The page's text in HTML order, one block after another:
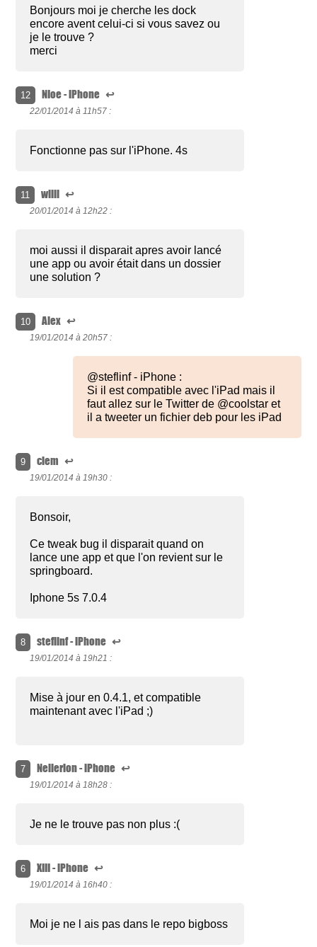
Bonjours moi je cherche les dock
encore avent celui-ci si vous savez ou
je le trouve ?
merci
12 NIoe - iPhone ↩
22/01/2014 à 11h57 :
Fonctionne pas sur l'iPhone. 4s
11 wiill ↩
20/01/2014 à 12h22 :
moi aussi il disparait apres avoir lancé
une app ou avoir était dans un dossier
une solution ?
10 Alex ↩
19/01/2014 à 20h57 :
@steflinf - iPhone :
Si il est compatible avec l'iPad mais il
faut allez sur le Twitter de @coolstar et
il a tweeter un fichier deb pour les iPad
9 clem ↩
19/01/2014 à 19h30 :
Bonsoir,
Ce tweak bug il disparait quand on
lance une app et que l'on revient sur le
springboard.
Iphone 5s 7.0.4
8 steflinf - iPhone ↩
19/01/2014 à 19h21 :
Mise à jour en 0.4.1, et compatible
maintenant avec l'iPad ;)
7 Neilerion - iPhone ↩
19/01/2014 à 18h28 :
Je ne le trouve pas non plus :(
6 XIII - iPhone ↩
19/01/2014 à 16h40 :
Moi je ne l ais pas dans le repo bigboss